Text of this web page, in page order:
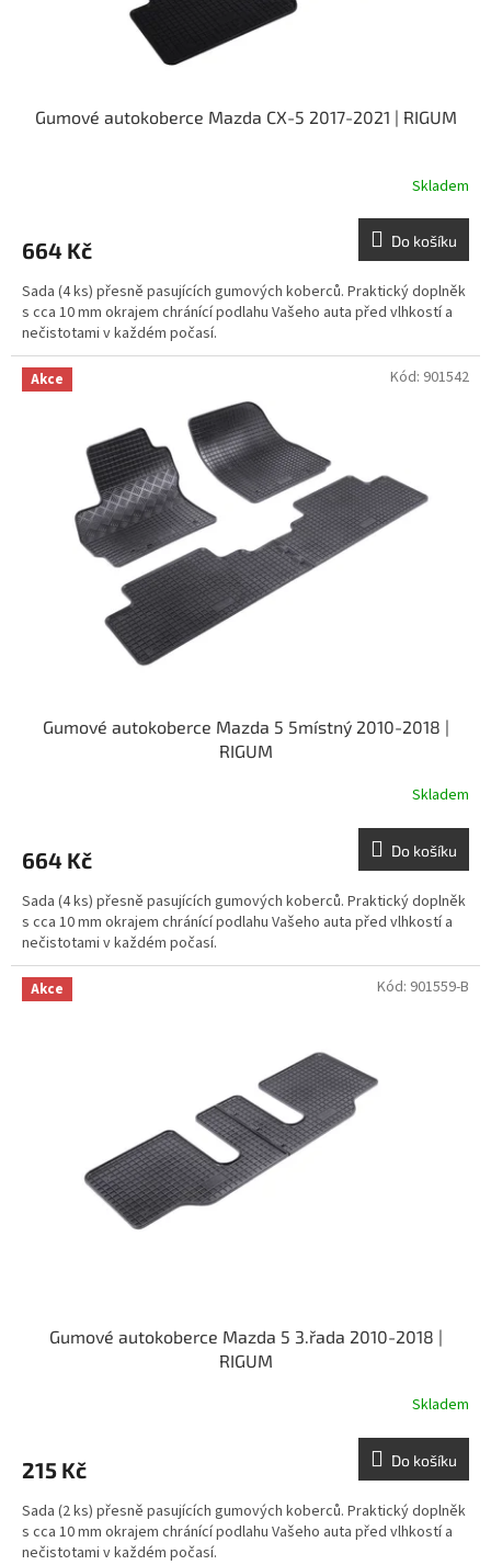
Gumové autokoberce Mazda CX-5 2017-2021 | RIGUM
Skladem
664 Kč Do košíku
Sada (4 ks) přesně pasujících gumových koberců. Praktický doplněk
s cca 10 mm okrajem chránící podlahu Vašeho auta před vlhkostí a
nečistotami v každém počasí.
Akce
Gumové autokoberce Mazda 5 5místný 2010-2018 |
RIGUM
Skladem
664 Kč Do košíku
Sada (4 ks) přesně pasujících gumových koberců. Praktický doplněk
s cca 10 mm okrajem chránící podlahu Vašeho auta před vlhkostí a
nečistotami v každém počasí.
Kód: 901542
Akce
Gumové autokoberce Mazda 5 3.řada 2010-2018 |
RIGUM
Skladem
215 Kč Do košíku
Sada (2 ks) přesně pasujících gumových koberců. Praktický doplněk
s cca 10 mm okrajem chránící podlahu Vašeho auta před vlhkostí a
nečistotami v každém počasí.
Kód: 901559-B